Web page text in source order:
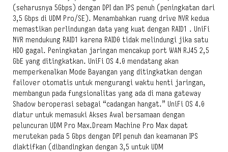
(seharusnya 5Gbps) dengan DPI dan IPS penuh (peningkatan dari
3,5 Gbps di UDM Pro/SE). Menambahkan ruang drive NVR kedua
memastikan perlindungan data yang kuat dengan RAID1 . UniFi
NVR mendukung RAID1 karena RAID0 tidak melindungi jika satu
HDD gagal. Peningkatan jaringan mencakup port WAN RJ45 2,5
GbE yang ditingkatkan. UniFi OS 4.0 mendatang akan
memperkenalkan Mode Bayangan yang ditingkatkan dengan
failover otomatis untuk mengurangi waktu henti jaringan,
membangun pada fungsionalitas yang ada di mana gateway
Shadow beroperasi sebagai “cadangan hangat.” UniFi OS 4.0
diatur untuk memasuki Akses Awal bersamaan dengan
peluncuran UDM Pro Max.Dream Machine Pro Max dapat
merutekan pada 5 Gbps dengan DPI penuh dan keamanan IPS
diaktifkan (dibandingkan dengan 3,5 untuk UDM